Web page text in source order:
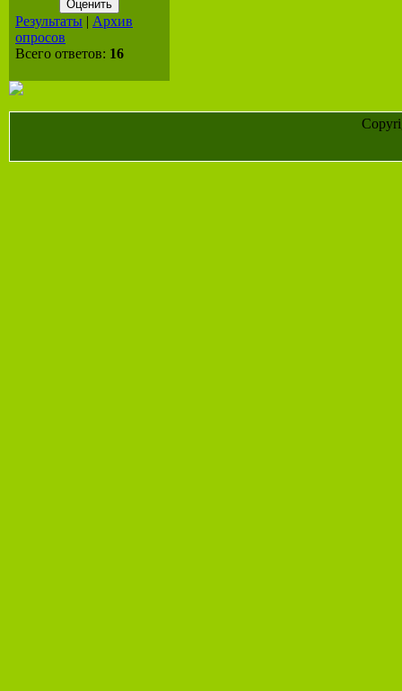
Результаты | Архив
опросов
Всего ответов: 16